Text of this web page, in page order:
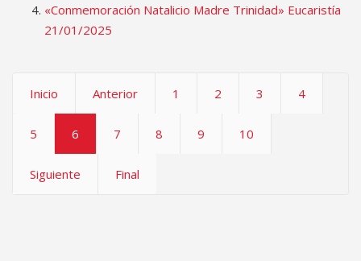
«Conmemoración Natalicio Madre Trinidad» Eucaristía
21/01/2025
Inicio Anterior 1 2 3 4
5 6 7 8 9 10
Siguiente Final